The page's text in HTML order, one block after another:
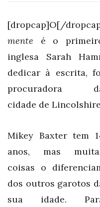
[dropcap]O[/
mente é o
inglesa Sarah
dedicar à escrita,
procuradora
cidade de
Mikey Baxter tem
anos, mas
coisas o
dos outros garotos
sua idade.